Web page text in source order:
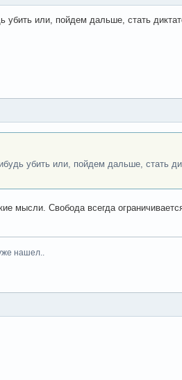
убить или, пойдем дальше, стать
убить или, пойдем дальше, стать
мысли. Свобода всегда
нашел..